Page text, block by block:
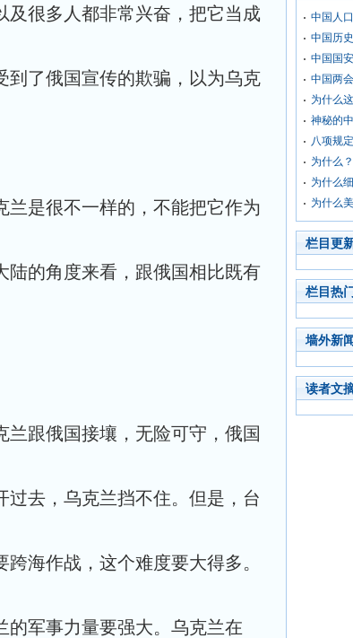
及很多人都非常兴奋，把它当成
到了俄国宣传的欺骗，以为乌克
兰是很不一样的，不能把它作为
陆的角度来看，跟俄国相比既有
跟俄国接壤，无险可守，俄国
过去，乌克兰挡不住。但是，台
海作战，这个难度要大得多。
的军事力量要强大。乌克兰在
中国人
中国历
中国国
中国两
为什么
神秘的
八项规
为什么？
为什么
为什么
栏目更
栏目热
墙外新
读者文